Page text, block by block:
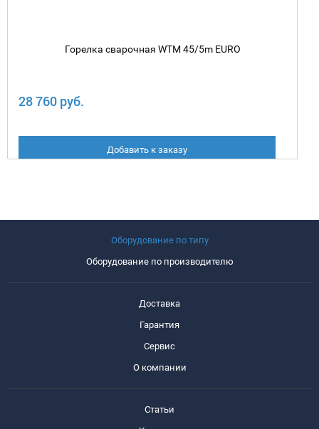
Горелка сварочная WTM 45/5m EURO
28 760 руб.
Добавить к заказу
Оборудование по типу
Оборудование по производителю
Доставка
Гарантия
Сервис
О компании
Статьи